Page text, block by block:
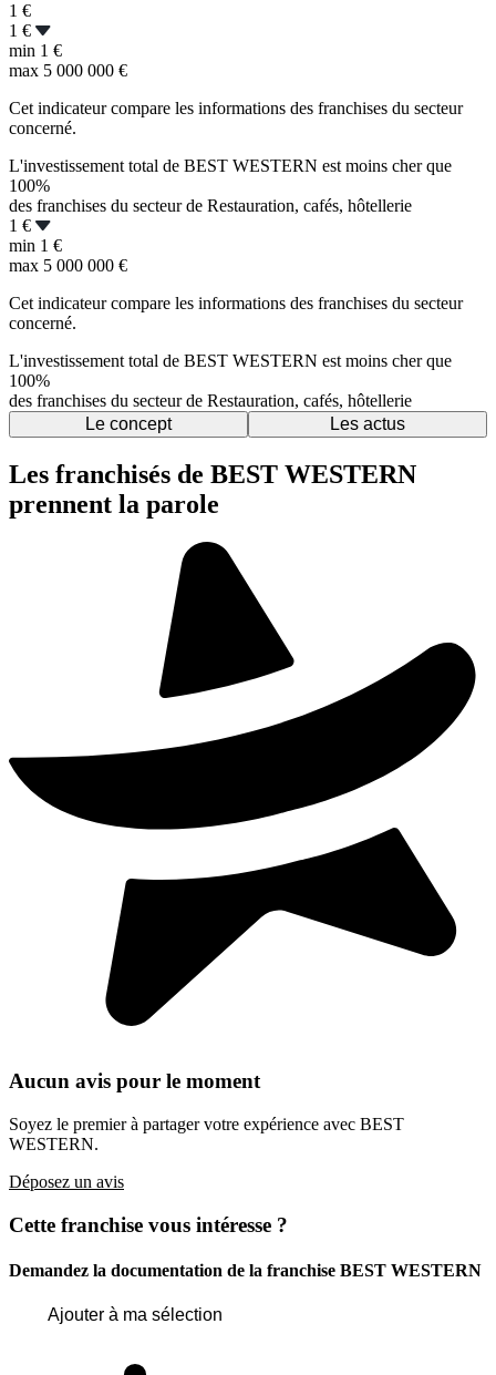
1 €
1 €
min 1 €
max 5 000 000 €
Cet indicateur compare les informations des franchises du secteur
concerné.
L'investissement total de BEST WESTERN est moins cher que
100%
des franchises du secteur de Restauration, cafés, hôtellerie
1 €
min 1 €
max 5 000 000 €
Cet indicateur compare les informations des franchises du secteur
concerné.
L'investissement total de BEST WESTERN est moins cher que
100%
des franchises du secteur de Restauration, cafés, hôtellerie
Le concept
Les actus
Les franchisés de BEST WESTERN
prennent la parole
Aucun avis pour le moment
Soyez le premier à partager votre expérience avec BEST
WESTERN.
Déposez un avis
Cette franchise vous intéresse ?
Demandez la documentation de la franchise BEST WESTERN
Ajouter à ma sélection